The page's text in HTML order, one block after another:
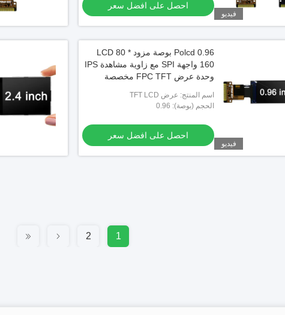
فيديو
احصل على افضل سعر
فيديو
Polcd 0.96 بوصة مزود LCD 80 *
160 واجهة SPI مع زاوية مشاهدة IPS
وحدة عرض FPC TFT مخصصة
اسم المنتج: عرض TFT LCD
الحجم (بوصة): 0.96
احصل على افضل سعر
1
2